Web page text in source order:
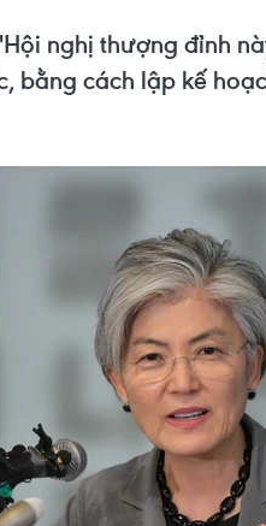
nghị thượng đỉnh
bằng cách lập kế